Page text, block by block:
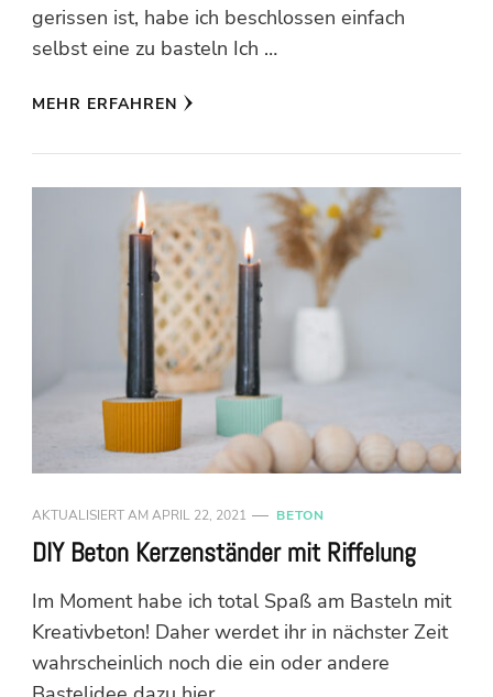
gerissen ist, habe ich beschlossen einfach
selbst eine zu basteln Ich …
MEHR ERFAHREN
AKTUALISIERT AM APRIL 22, 2021 BETON
DIY Beton Kerzenständer mit Riffelung
Im Moment habe ich total Spaß am Basteln mit
Kreativbeton! Daher werdet ihr in nächster Zeit
wahrscheinlich noch die ein oder andere